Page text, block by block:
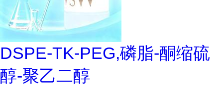
DSPE-TK-PEG,磷脂-酮缩硫
醇-聚乙二醇